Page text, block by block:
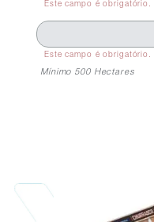
Este campo é obrigatório.
Este campo é obrigatório.
Mínimo 500 Hectares